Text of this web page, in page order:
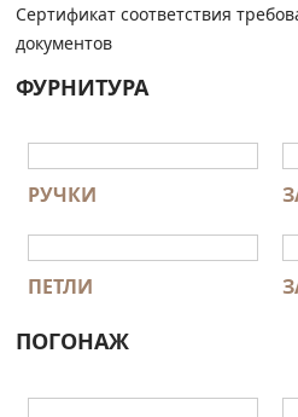
Сертификат соответствия
документов
ФУРНИТУРА
РУЧКИ
ПЕТЛИ
ПОГОНАЖ